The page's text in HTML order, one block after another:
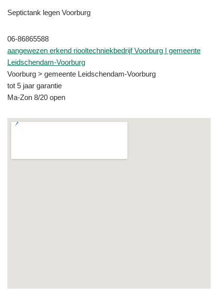
Septictank legen Voorburg
06-86865588
aangewezen erkend riooltechniekbedrijf Voorburg | gemeente
Leidschendam-Voorburg
Voorburg > gemeente Leidschendam-Voorburg
tot 5 jaar garantie
Ma-Zon 8/20 open